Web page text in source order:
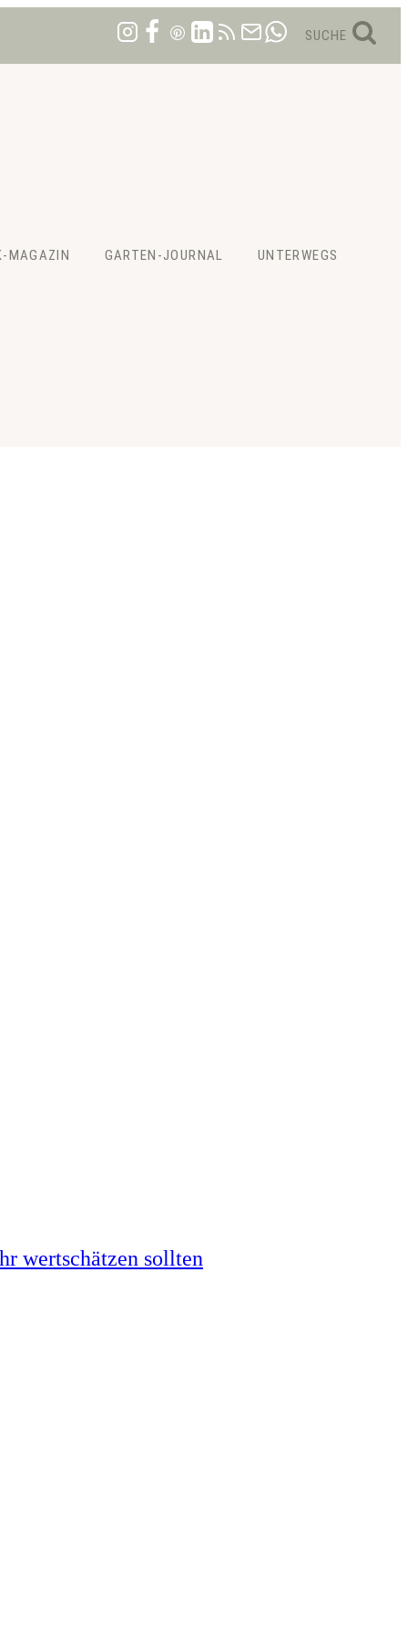
SUCHE
MAGAZIN GARTEN-JOURNAL UNTERWEGS
wertschätzen sollten